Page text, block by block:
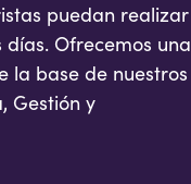
puedan realizar
Ofrecemos una
la base de nuestros
Gestión y